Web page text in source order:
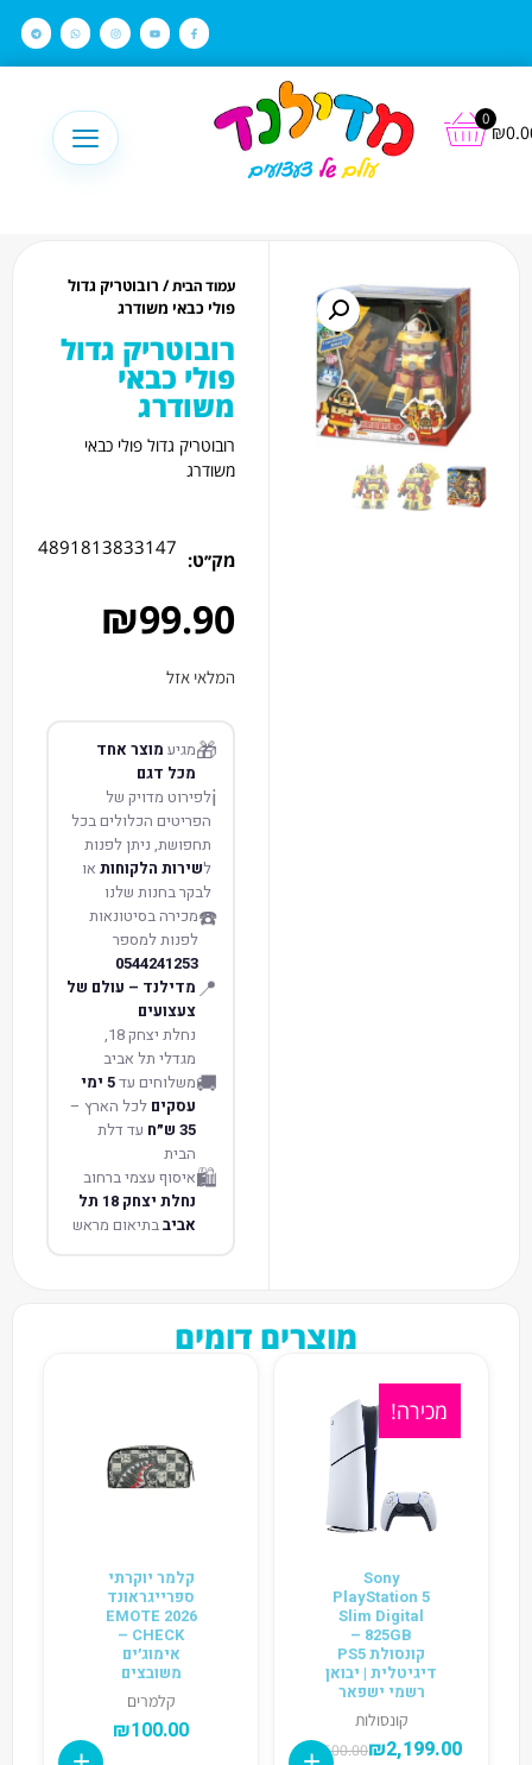
₪
0
עמוד הבית/ רובוטריק גדול
פולי כבאי משודרג
רובוטריק גדול
פולי כבאי
משודרג
רובוטריק גדול פולי כבאי
משודרג
מק׳׳ט:
4891813833147
₪99.90
המלאי אזל
🎁מגיע מוצר אחד
מכל דגם
ℹ️לפירוט מדויק של
הפריטים הכלולים בכל
תחפושת, ניתן לפנות
לשירות הלקוחות או
לבקר בחנות שלנו
☎️מכירה בסיטונאות
לפנות למספר
0544241253
📍 מדילנד – עולם של
צעצועים
נחלת יצחק 18,
מגדלי תל אביב
🚚משלוחים עד 5 ימי
עסקים לכל הארץ –
35 ש״ח
עד דלת
הבית
🛍️איסוף עצמי ברחוב
נחלת יצחק 18 תל
אביבבתיאום מראש
מוצרים דומים
מכירה!
Sony
PlayStation 5
Slim Digital
825GB –
קונסולת PS5
דיגיטלית | יבואן
רשמי ישפאר
קונסולות
₪2,500.00₪2,199.00
קלמר יוקרתי
ספרייגראונד
2026 EMOTE
CHECK –
אימוג׳ים
משובצים
קלמרים
₪100.00